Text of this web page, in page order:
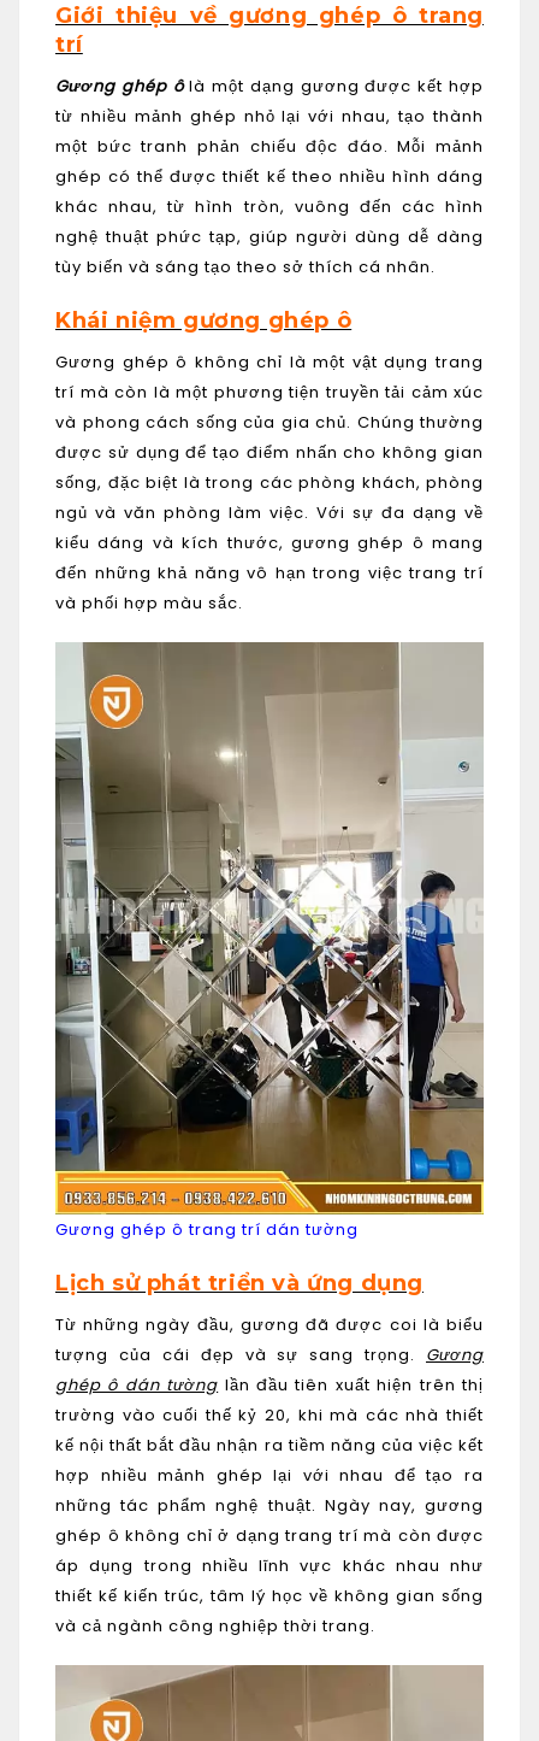
Giới thiệu về gương ghép ô trang
trí
Gương ghép ôlà một dạng gương được kết hợp
từ nhiều mảnh ghép nhỏ lại với nhau, tạo thành
một bức tranh phản chiếu độc đáo. Mỗi mảnh
ghép có thể được thiết kế theo nhiều hình dáng
khác nhau, từ hình tròn, vuông đến các hình
nghệ thuật phức tạp, giúp người dùng dễ dàng
tùy biến và sáng tạo theo sở thích cá nhân.
Khái niệm gương ghép ô
Gương ghép ô không chỉ là một vật dụng trang
trí mà còn là một phương tiện truyền tải cảm xúc
và phong cách sống của gia chủ. Chúng thường
được sử dụng để tạo điểm nhấn cho không gian
sống, đặc biệt là trong các phòng khách, phòng
ngủ và văn phòng làm việc. Với sự đa dạng về
kiểu dáng và kích thước, gương ghép ô mang
đến những khả năng vô hạn trong việc trang trí
và phối hợp màu sắc.
Gương ghép ô trang trí dán tường
Lịch sử phát triển và ứng dụng
Từ những ngày đầu, gương đã được coi là biểu
tượng của cái đẹp và sự sang trọng. Gương
ghép ô dán tường lần đầu tiên xuất hiện trên thị
trường vào cuối thế kỷ 20, khi mà các nhà thiết
kế nội thất bắt đầu nhận ra tiềm năng của việc kết
hợp nhiều mảnh ghép lại với nhau để tạo ra
những tác phẩm nghệ thuật. Ngày nay, gương
ghép ô không chỉ ở dạng trang trí mà còn được
áp dụng trong nhiều lĩnh vực khác nhau như
thiết kế kiến trúc, tâm lý học về không gian sống
và cả ngành công nghiệp thời trang.